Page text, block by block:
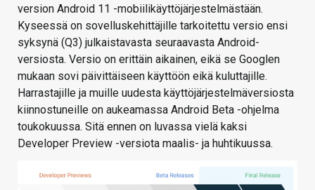
version Android 11 -mobiilikäyttöjärjestelmästään.
Kyseessä on sovelluskehittäjille tarkoitettu versio ensi
syksynä (Q3) julkaistavasta seuraavasta Android-
versiosta. Versio on erittäin aikainen, eikä se Googlen
mukaan sovi päivittäiseen käyttöön eikä kuluttajille.
Harrastajille ja muille uudesta käyttöjärjestelmäversiosta
kiinnostuneille on aukeamassa Android Beta -ohjelma
toukokuussa. Sitä ennen on luvassa vielä kaksi
Developer Preview -versiota maalis- ja huhtikuussa.